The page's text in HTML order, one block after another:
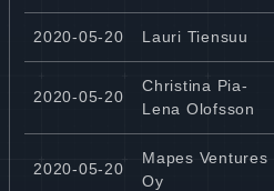
2020-05-20 Lauri Tiensuu
2020-05-20
Christina Pia-
Lena Olofsson
2020-05-20
Mapes Ventures
Oy